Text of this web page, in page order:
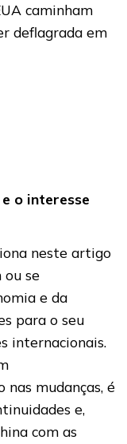
caminham
deflagrada em
o interesse
neste artigo
ou se
e da
para o seu
internacionais.
mudanças, é
e,
com as